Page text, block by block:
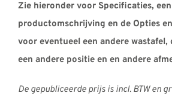
Zie hieronder voor Specificaties,
productomschrijving en de Opties
voor eventueel een andere wastafel,
een andere positie en en andere
De gepubliceerde prijs is incl. BTW en